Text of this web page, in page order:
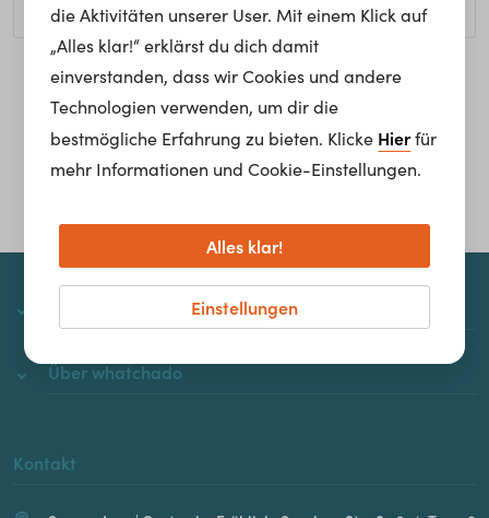
Homepage
Über whatchado
Kontakt
die Aktivitäten unserer User. Mit einem Klick auf
„Alles klar!“ erklärst du dich damit
einverstanden, dass wir Cookies und andere
Technologien verwenden, um dir die
bestmögliche Erfahrung zu bieten. Klicke Hierfür
mehr Informationen und Cookie-Einstellungen.
Einstellungen
Alles klar!